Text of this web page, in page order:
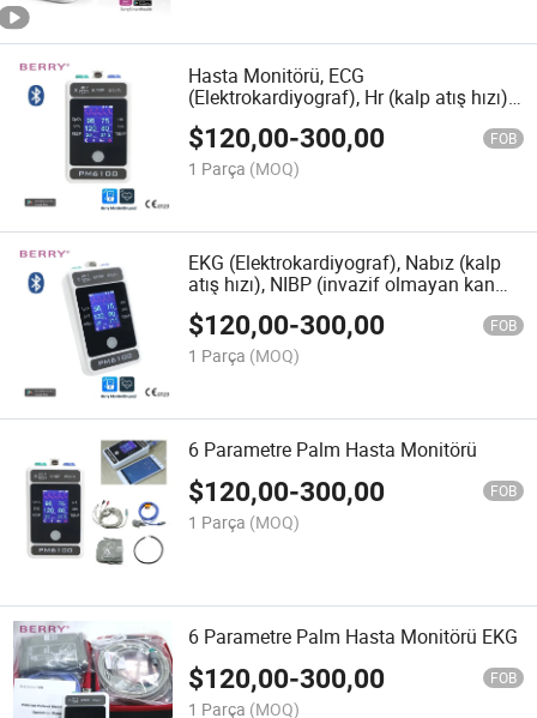
Hasta Monitörü, ECG
(Elektrokardiyograf), Hr (kalp atış hızı),
NIBP (invazif olmayan kan basıncı),
SpO2, Pr (nabız hızı), Temp (vücut
sıcaklığı) içerir
$120,00-300,00 FOB
1 Parça (MOQ)
EKG (Elektrokardiyograf), Nabız (kalp
atış hızı), NIBP (invazif olmayan kan
basıncı), SpO2, Nabız (nabız hızı),
Sıcaklık (vücut sıcaklığı)
$120,00-300,00 FOB
1 Parça (MOQ)
6 Parametre Palm Hasta Monitörü
$120,00-300,00 FOB
1 Parça (MOQ)
6 Parametre Palm Hasta Monitörü EKG
$120,00-300,00 FOB
1 Parça (MOQ)